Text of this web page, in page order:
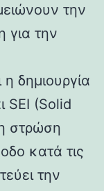
την
για την
δημιουργία
SEI (Solid
στρώση
κατά τις
την